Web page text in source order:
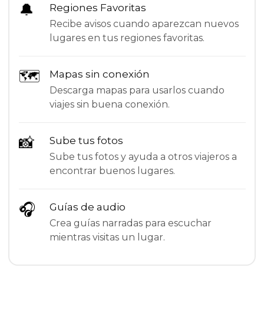
🔔 Regiones Favoritas
Recibe avisos cuando aparezcan nuevos
lugares en tus regiones favoritas.
🗺 Mapas sin conexión
Descarga mapas para usarlos cuando
viajes sin buena conexión.
📸 Sube tus fotos
Sube tus fotos y ayuda a otros viajeros a
encontrar buenos lugares.
🎧 Guías de audio
Crea guías narradas para escuchar
mientras visitas un lugar.